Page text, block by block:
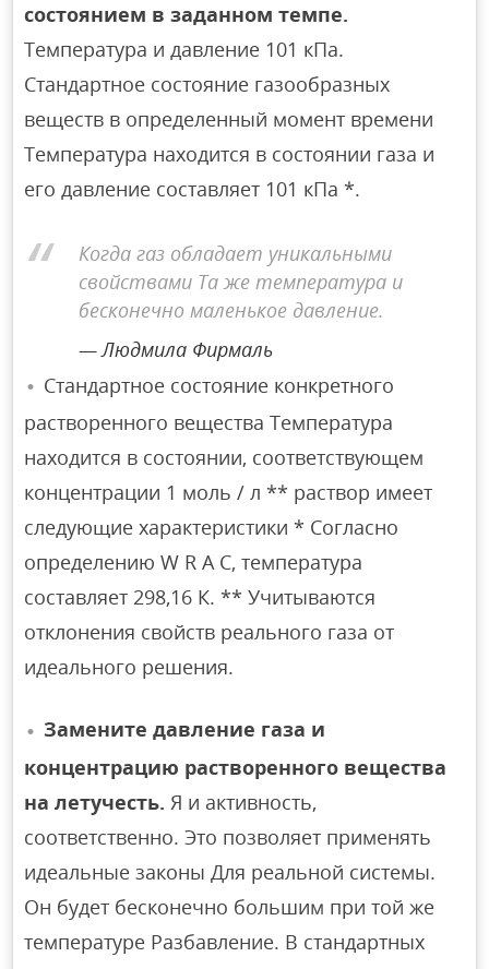
состоянием в заданном темпе.
Температура и давление 101 кПа.
Стандартное состояние газообразных
веществ в определенный момент времени
Температура находится в состоянии газа и
его давление составляет 101 кПа *.
Когда газ обладает уникальными
свойствами Та же температура и
бесконечно маленькое давление.
Людмила Фирмаль
Стандартное состояние конкретного
растворенного вещества Температура
находится в состоянии, соответствующем
концентрации 1 моль / л ** раствор имеет
следующие характеристики * Согласно
определению W R A C, температура
составляет 298,16 К. ** Учитываются
отклонения свойств реального газа от
идеального решения.
Замените давление газа и
концентрацию растворенного вещества
на летучесть. Я и активность,
соответственно. Это позволяет применять
идеальные законы Для реальной системы.
Он будет бесконечно большим при той же
температуре Разбавление. В стандартных